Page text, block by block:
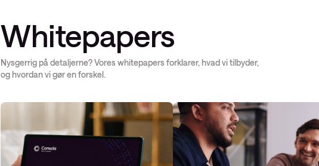
Whitepapers
Nysgerrig på detaljerne? Vores whitepapers forklarer, hvad vi tilbyder,
og hvordan vi gør en forskel.